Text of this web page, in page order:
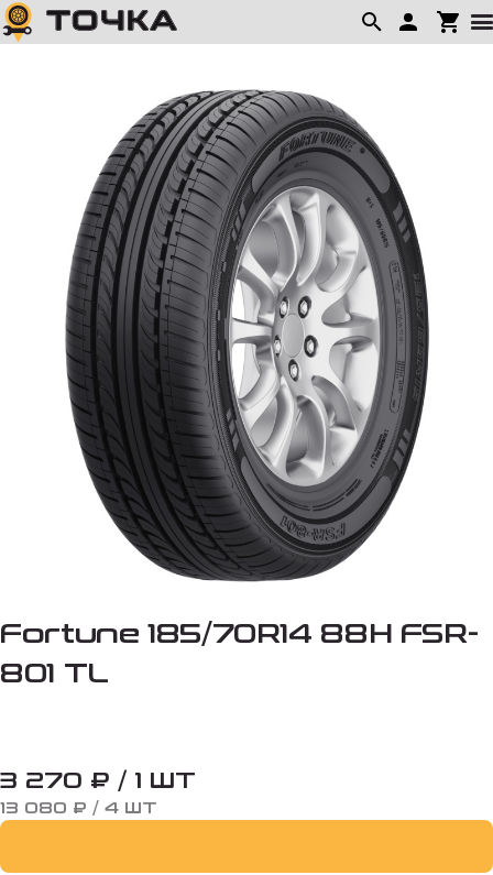
Fortune 185/70R14 88H FSR-
801 TL
3 270 ₽ / 1 ШТ
13 080 ₽ / 4 ШТ